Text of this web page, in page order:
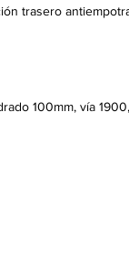
trasero
100mm, vía